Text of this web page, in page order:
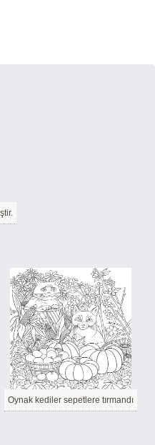
Oynak kediler sepetlere tırmandı